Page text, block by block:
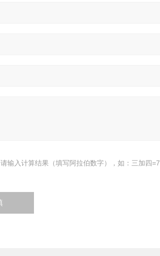
请输入计算结果（填写阿拉伯数字），如：三加四=7